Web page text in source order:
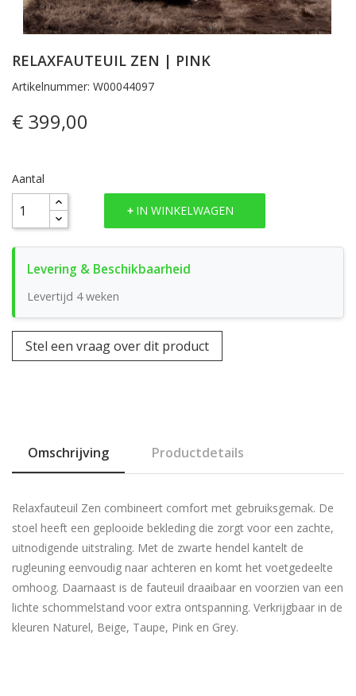
RELAXFAUTEUIL ZEN | PINK
Artikelnummer: W00044097
€ 399,00
Aantal
IN WINKELWAGEN
Levertijd 4 weken
Stel een vraag over dit product
Omschrijving Productdetails
Relaxfauteuil Zen combineert comfort met gebruiksgemak. De
stoel heeft een geplooide bekleding die zorgt voor een zachte,
uitnodigende uitstraling. Met de zwarte hendel kantelt de
rugleuning eenvoudig naar achteren en komt het voetgedeelte
omhoog. Daarnaast is de fauteuil draaibaar en voorzien van een
lichte schommelstand voor extra ontspanning. Verkrijgbaar in de
kleuren Naturel, Beige, Taupe, Pink en Grey.